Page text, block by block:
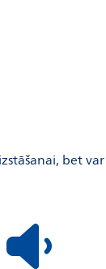
bet var